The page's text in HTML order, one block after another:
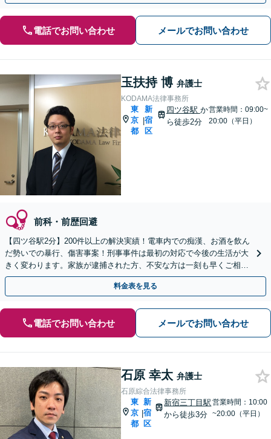
電話でお問い合わせ メールでお問い合わせ
玉扶持 博 弁護士
KODAMA法律事務所
東
京
都
|
新
宿
区
四ツ谷駅 か
ら徒歩2分
営業時間：09:00~
20:00（平日）
前科・前歴回避
【四ツ谷駅2分】200件以上の解決実績！電車内での痴漢、お酒を飲ん
だ勢いでの暴行、傷害事案！刑事事件は最初の対応で今後の生活が大
きく変わります。家族が逮捕された方、不安な方は一刻も早くご相談
ください【初回相談無料】
料金表を見る
電話でお問い合わせ メールでお問い合わせ
石原 幸太 弁護士
石原綜合法律事務所
東
京
都
|
新
宿
区
新宿三丁目駅
から徒歩3分
営業時間：10:00
~20:00（平日）